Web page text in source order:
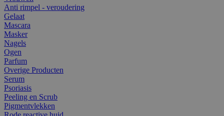
Anti rimpel - veroudering
Gelaat
Mascara
Masker
Nagels
Ogen
Parfum
Overige Producten
Serum
Psoriasis
Peeling en Scrub
Pigmentvlekken